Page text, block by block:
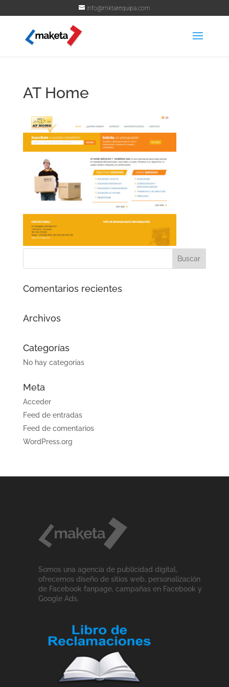
info@mktarequipa.com
AT Home
Comentarios recientes
Archivos
Categorías
No hay categorías
Meta
Acceder
Feed de entradas
Feed de comentarios
WordPress.org
Somos una agencia de publicidad digital,
ofrecemos diseño de sitios web, personalización
de Facebook fanpage, campañas en Facebook y
Google Ads.